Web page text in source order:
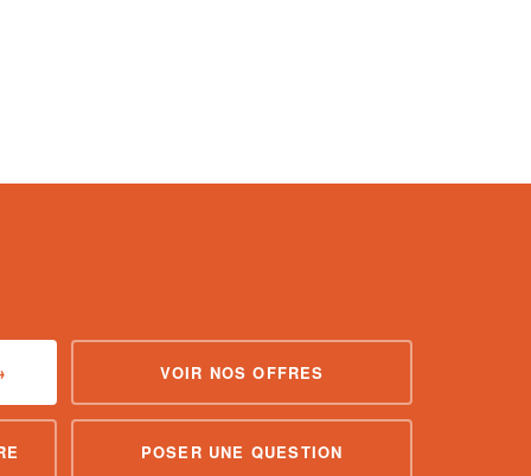
VOIR NOS OFFRES
POSER UNE QUESTION